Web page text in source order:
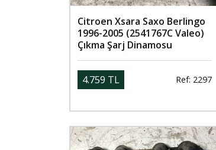
Citroen Xsara Saxo Berlingo
1996-2005 (2541767C Valeo)
Çıkma Şarj Dinamosu
4.759 TL Ref: 2297